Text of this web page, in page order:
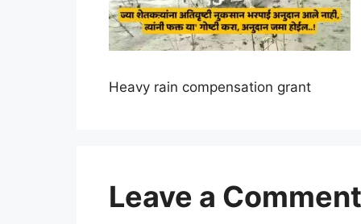
Heavy rain compensation grant
Leave a Comment